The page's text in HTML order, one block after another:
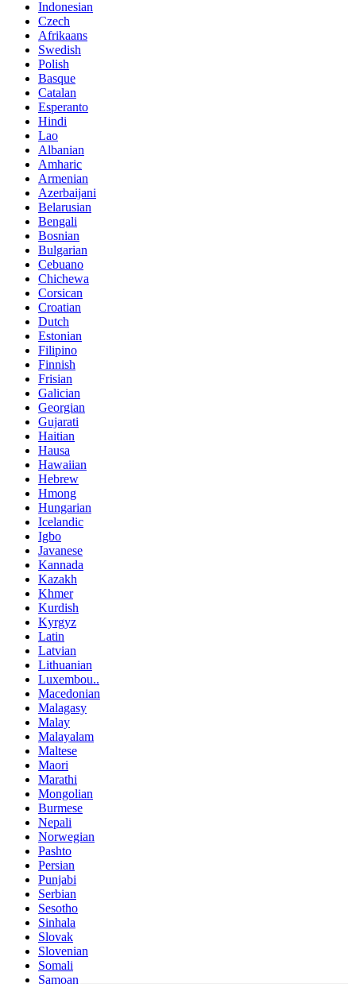
Indonesian
Czech
Afrikaans
Swedish
Polish
Basque
Catalan
Esperanto
Hindi
Lao
Albanian
Amharic
Armenian
Azerbaijani
Belarusian
Bengali
Bosnian
Bulgarian
Cebuano
Chichewa
Corsican
Croatian
Dutch
Estonian
Filipino
Finnish
Frisian
Galician
Georgian
Gujarati
Haitian
Hausa
Hawaiian
Hebrew
Hmong
Hungarian
Icelandic
Igbo
Javanese
Kannada
Kazakh
Khmer
Kurdish
Kyrgyz
Latin
Latvian
Lithuanian
Luxembou..
Macedonian
Malagasy
Malay
Malayalam
Maltese
Maori
Marathi
Mongolian
Burmese
Nepali
Norwegian
Pashto
Persian
Punjabi
Serbian
Sesotho
Sinhala
Slovak
Slovenian
Somali
Samoan